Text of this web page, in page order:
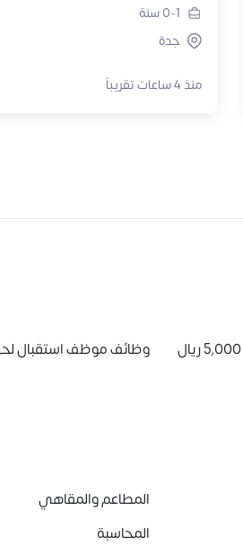
0-1سنة
جدة
منذ 4 ساعات تقريباً
وظائف موظف استقبال
المطاعم والمقاهي
المحاسبة